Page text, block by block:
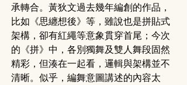
承轉合。黃狄文過去幾年編創的作品，
比如《思纏想後》等，雖說也是拼貼式
架構，卻有紅繩等意象貫穿首尾；今次
的《拼》中，各別獨舞及雙人舞段固然
精彩，但湊在一起看，邏輯與架構並不
清晰。似乎，編舞意圖講述的內容太